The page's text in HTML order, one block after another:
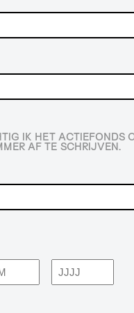
IK HET ACTIEFONDS
AF TE SCHRIJVEN.
Jaar